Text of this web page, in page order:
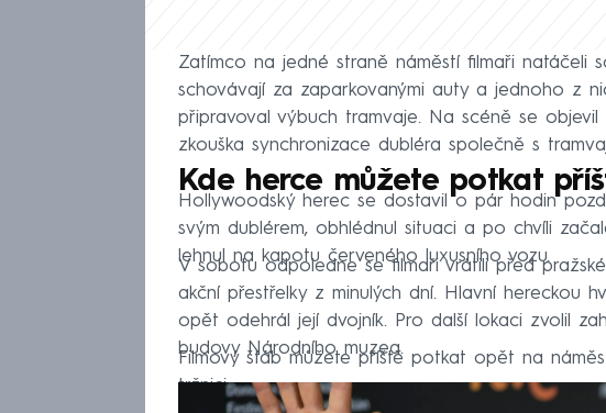
Zatímco na jedné straně náměstí filmaři natáčeli
schovávají za zaparkovanými auty a jednoho z
připravoval výbuch tramvaje. Na scéně se objevil
zkouška synchronizace dubléra společně s
Kde herce můžete potkat
Hollywoodský herec se dostavil o pár hodin
svým dublérem, obhlédnul situaci a po chvíli
lehnul na kapotu červeného luxusního vozu.
V sobotu odpoledne se filmaři vrátili před
akční přestřelky z minulých dní. Hlavní hereckou
opět odehrál její dvojník. Pro další lokaci zvolil
budovy Národního muzea.
Filmový štáb můžete příště potkat opět na
tržnici.